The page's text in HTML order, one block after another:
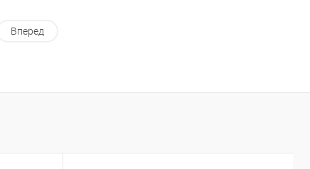
Вперед